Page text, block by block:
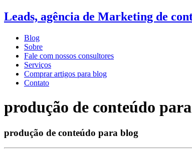
Leads, agência de Marketing de
Blog
Sobre
Fale com nossos consultores
Serviços
Comprar artigos para blog
Contato
produção de conteúdo
produção de conteúdo para blog